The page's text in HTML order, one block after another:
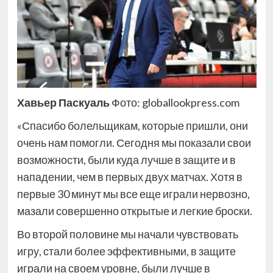
Хавьер ПаскуальФото: globallookpress.com
«Спасибо болельщикам, которые пришли, они
очень нам помогли. Сегодня мы показали свои
возможности, были куда лучше в защите и в
нападении, чем в первых двух матчах. Хотя в
первые 30 минут мы все еще играли нервозно,
мазали совершенно открытые и легкие броски.
Во второй половине мы начали чувствовать
игру, стали более эффективными, в защите
играли на своем уровне, были лучше в